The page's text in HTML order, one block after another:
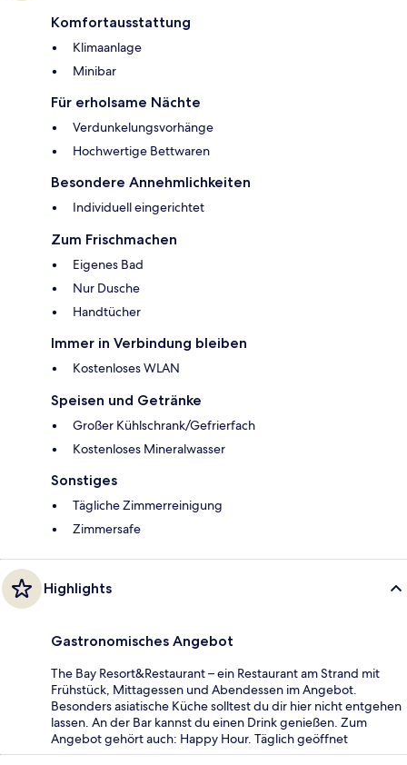
Komfortausstattung
Klimaanlage
Minibar
Für erholsame Nächte
Verdunkelungsvorhänge
Hochwertige Bettwaren
Besondere Annehmlichkeiten
Individuell eingerichtet
Zum Frischmachen
Eigenes Bad
Nur Dusche
Handtücher
Immer in Verbindung bleiben
Kostenloses WLAN
Speisen und Getränke
Großer Kühlschrank/Gefrierfach
Kostenloses Mineralwasser
Sonstiges
Tägliche Zimmerreinigung
Zimmersafe
Highlights
Gastronomisches Angebot
The Bay Resort&Restaurant – ein Restaurant am Strand mit
Frühstück, Mittagessen und Abendessen im Angebot.
Besonders asiatische Küche solltest du dir hier nicht entgehen
lassen. An der Bar kannst du einen Drink genießen. Zum
Angebot gehört auch: Happy Hour. Täglich geöffnet